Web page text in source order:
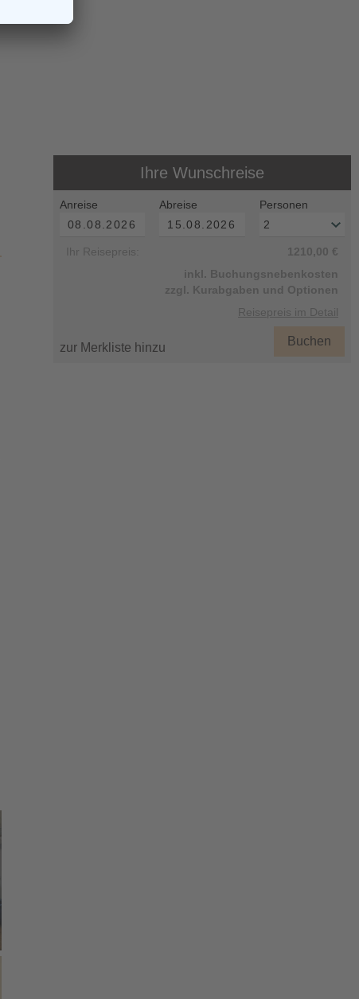
Ihre Wunschreise
Anreise Abreise Personen
Ihr Reisepreis:
1210,00 €
inkl. Buchungsnebenkosten
zzgl. Kurabgaben und Optionen
Reisepreis im Detail
zur Merkliste hinzu Buchen